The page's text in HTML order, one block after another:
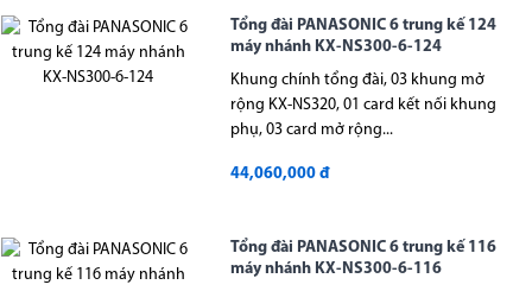
Tổng đài PANASONIC 6 trung kế 124
máy nhánh KX-NS300-6-124
Khung chính tổng đài, 03 khung mở
rộng KX-NS320, 01 card kết nối khung
phụ, 03 card mở rộng...
44,060,000 đ
Tổng đài PANASONIC 6 trung kế 116
máy nhánh KX-NS300-6-116